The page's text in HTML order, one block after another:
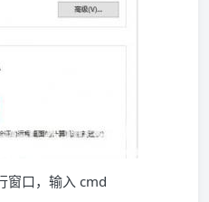
窗口，输入 cmd